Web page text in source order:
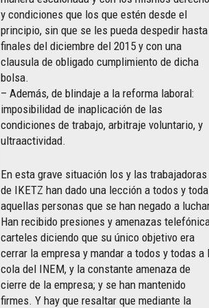
y condiciones que los que estén desde el
principio, sin que se les pueda despedir hasta
finales del diciembre del 2015 y con una
clausula de obligado cumplimiento de dicha
bolsa.
– Además, de blindaje a la reforma laboral:
imposibilidad de inaplicación de las
condiciones de trabajo, arbitraje voluntario, y
ultraactividad.
En esta grave situación los y las trabajadoras
de IKETZ han dado una lección a todos y
aquellas personas que se han negado a
Han recibido presiones y amenazas
carteles diciendo que su único objetivo era
cerrar la empresa y mandar a todos y todas a
cola del INEM, y la constante amenaza de
cierre de la empresa; y se han mantenido
firmes. Y hay que resaltar que mediante la